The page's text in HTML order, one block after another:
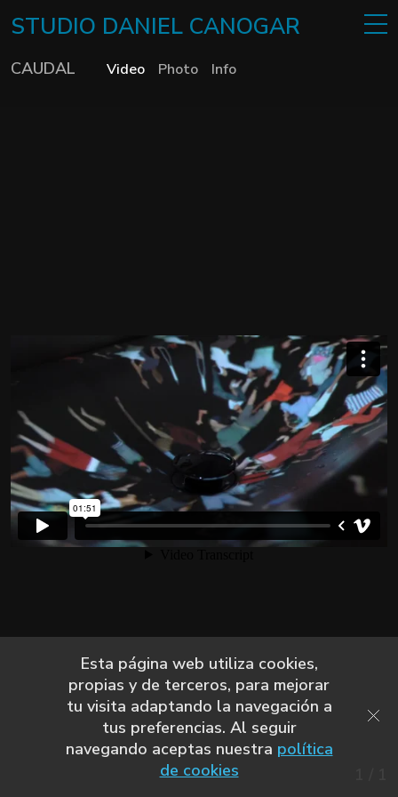
STUDIO DANIEL CANOGAR
CAUDAL Video Photo Info
Esta página web utiliza cookies,
propias y de terceros, para mejorar
tu visita adaptando la navegación a
tus preferencias. Al seguir
navegando aceptas nuestra política
de cookies